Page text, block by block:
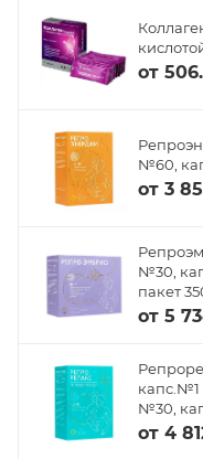
от
№60,
от 3
№30,
пакет
от 5
капс.№1
№30,
от 4